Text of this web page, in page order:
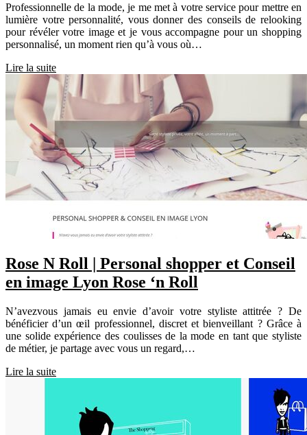
Professionnelle de la mode, je me met à votre service pour mettre en
lumière votre personnalité, vous donner des conseils de relooking
pour révéler votre image et je vous accompagne pour un shopping
personnalisé, un moment rien qu’à vous où…
Lire la suite
Rose N Roll | Personal shopper et Conseil
en image Lyon Rose ‘n Roll
N’avezvous jamais eu envie d’avoir votre styliste attitrée ? De
bénéficier d’un œil professionnel, discret et bienveillant ? Grâce à
une solide expérience des coulisses de la mode en tant que styliste
de métier, je partage avec vous un regard,…
Lire la suite